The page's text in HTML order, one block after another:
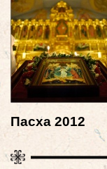
Пасха 2012